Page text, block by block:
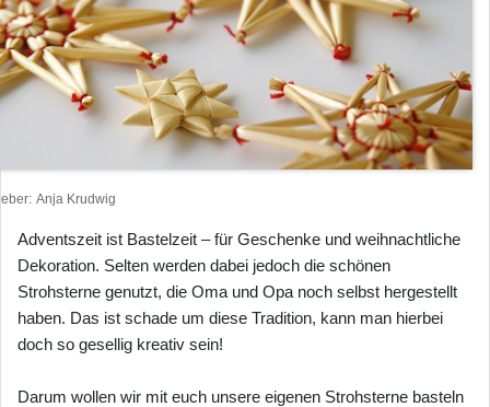
Anja Krudwig
Adventszeit ist Bastelzeit – für Geschenke und weihnachtliche
Dekoration. Selten werden dabei jedoch die schönen
Strohsterne genutzt, die Oma und Opa noch selbst hergestellt
haben. Das ist schade um diese Tradition, kann man hierbei
doch so gesellig kreativ sein!
Darum wollen wir mit euch unsere eigenen Strohsterne basteln